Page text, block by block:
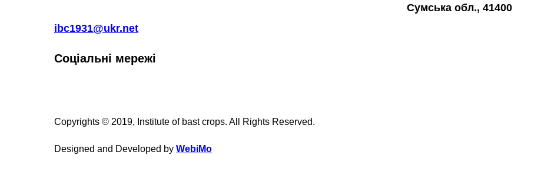
ibc1931@ukr.net
Соціальні мережі
Copyrights © 2019, Institute of bast crops. All Rights Reserved.
Designed and Developed by WebiMo
Сумська обл., 41400